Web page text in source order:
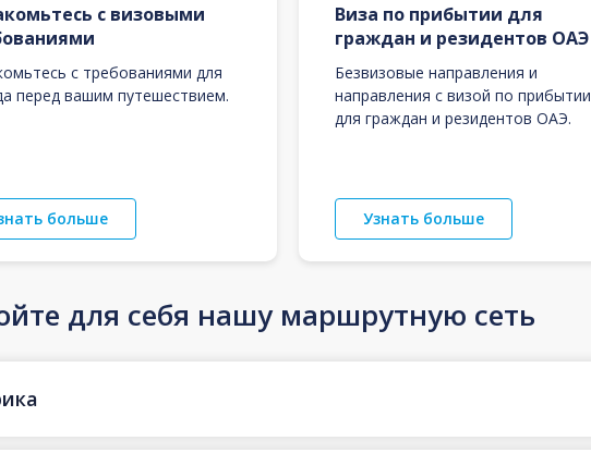
с визовыми
с требованиями для
перед вашим путешествием.
больше
Виза по прибытии для
граждан и резидентов ОАЭ
Безвизовые направления и
направления с визой по прибытии
для граждан и резидентов ОАЭ.
Узнать больше
для себя нашу маршрутную сеть